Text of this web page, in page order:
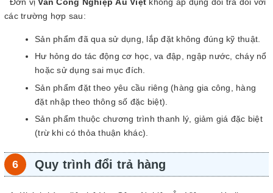
các trường hợp sau:
Sản phẩm đã qua sử dụng, lắp đặt không đúng kỹ thuật.
Hư hỏng do tác động cơ học, va đập, ngập nước, cháy nổ
hoặc sử dụng sai mục đích.
Sản phẩm đặt theo yêu cầu riêng (hàng gia công, hàng
đặt nhập theo thông số đặc biệt).
Sản phẩm thuộc chương trình thanh lý, giảm giá đặc biệt
(trừ khi có thỏa thuận khác).
Quy trình đổi trả hàng